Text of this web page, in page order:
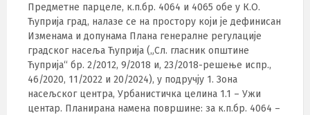
Предметне парцеле, к.п.бр. 4064 и 4065 обе у К.О.
Ћуприја град, налазе се на простору који је дефинисан
Изменама и допунама Плана генералне регулације
градског насеља Ћуприја („Сл. гласник општине
Ћуприја“ бр. 2/2012, 9/2018 и, 23/2018-решење испр.,
46/2020, 11/2022 и 20/2024), у подручју 1. Зона
насељског центра, Урбанистичка целина 1.1 – Ужи
центар. Планирана намена површине: за к.п.бр. 4064 –